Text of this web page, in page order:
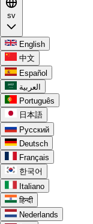
sv
English
中文
Español
العربية
Português
日本語
Русский
Deutsch
Français
한국어
Italiano
हिन्दी
Nederlands